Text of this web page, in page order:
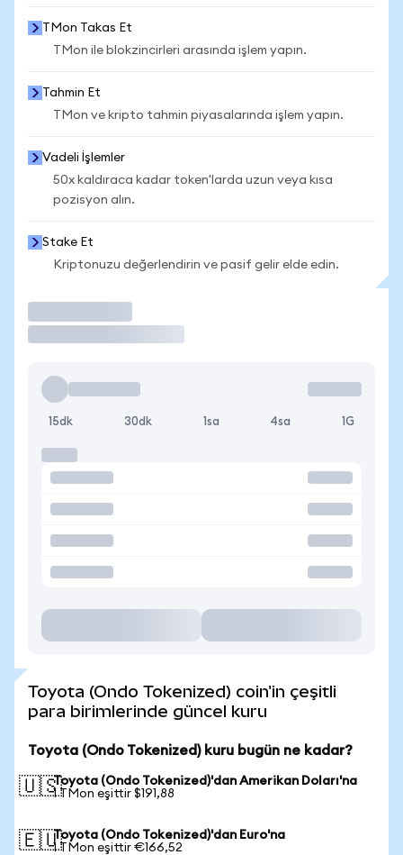
TMon Takas Et
TMon ile blokzincirleri arasında işlem yapın.
Tahmin Et
TMon ve kripto tahmin piyasalarında işlem yapın.
Vadeli İşlemler
50x kaldıraca kadar token'larda uzun veya kısa
pozisyon alın.
Stake Et
Kriptonuzu değerlendirin ve pasif gelir elde edin.
15dk 30dk 1sa 4sa 1G
Toyota (Ondo Tokenized) coin'in çeşitli
para birimlerinde güncel kuru
Toyota (Ondo Tokenized) kuru bugün ne kadar?
🇺🇸Toyota (Ondo Tokenized)'dan Amerikan Doları'na
1 TMon eşittir $191,88
🇪🇺Toyota (Ondo Tokenized)'dan Euro'na
1 TMon eşittir €166,52